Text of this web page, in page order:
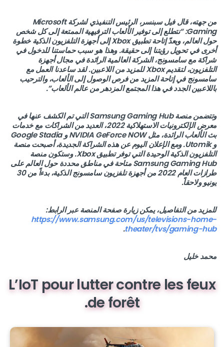
من جهته، قال فيل سبنسر، الرئيس التنفيذي لشركة Microsoft
Gaming: “نتطلع إلى توفير الألعاب الترفيهية الممتعة إلى كل شخص
حول العالم، ويعدّ إتاحة تطبيق Xbox إلى أجهزة التلفزيون الذكية خطوة
أخرى في تحويل رؤيتنا إلى حقيقة. وهذا هو سبب حماستنا للدخول في
شراكة مع سامسونج، الشركة العالمية الرائدة في مجال أجهزة
التلفزيون، لتقديم Xbox للمزيد من اللاعبين. لقد ساعدنا العمل مع
سامسونج في إتاحة المزيد من فرص الوصول إلى الألعاب، والترحيب
باللاعبين الجدد في هذا المجتمع المزدهر من عالم الألعاب”.
وتتضمن منصة Samsung Gaming Hub التي تم الكشف عنها في
معرض الإلكترونيات الاستهلاكية 2022، العديد من الشراكات مع خدمات
بث الألعاب الرائدة، مثل NVIDIA GeForce NOW و Google Stadia
و Utomik. ومع الإعلان اليوم عن هذه الشراكة الجديدة، أصبحت منصة
التلفزيون الذكية الوحيدة التي توفر تطبيق Xbox. وستكون منصة
Samsung Gaming Hub متاحة في مناطق محددة حول العالم على
طرازات العام 2022 من أجهزة تلفزيون سامسونج الذكية، بدءاً من 30
يونيو ولاحقاً.
للمزيد من التفاصيل، يمكن زيارة صفحة المنصة عبر الرابط:
https://www.samsung.com/us/televisions-home-
theater/tvs/gaming-hub
.
محمد خليل
L’IoT pour lutter contre les feux
de forêt.